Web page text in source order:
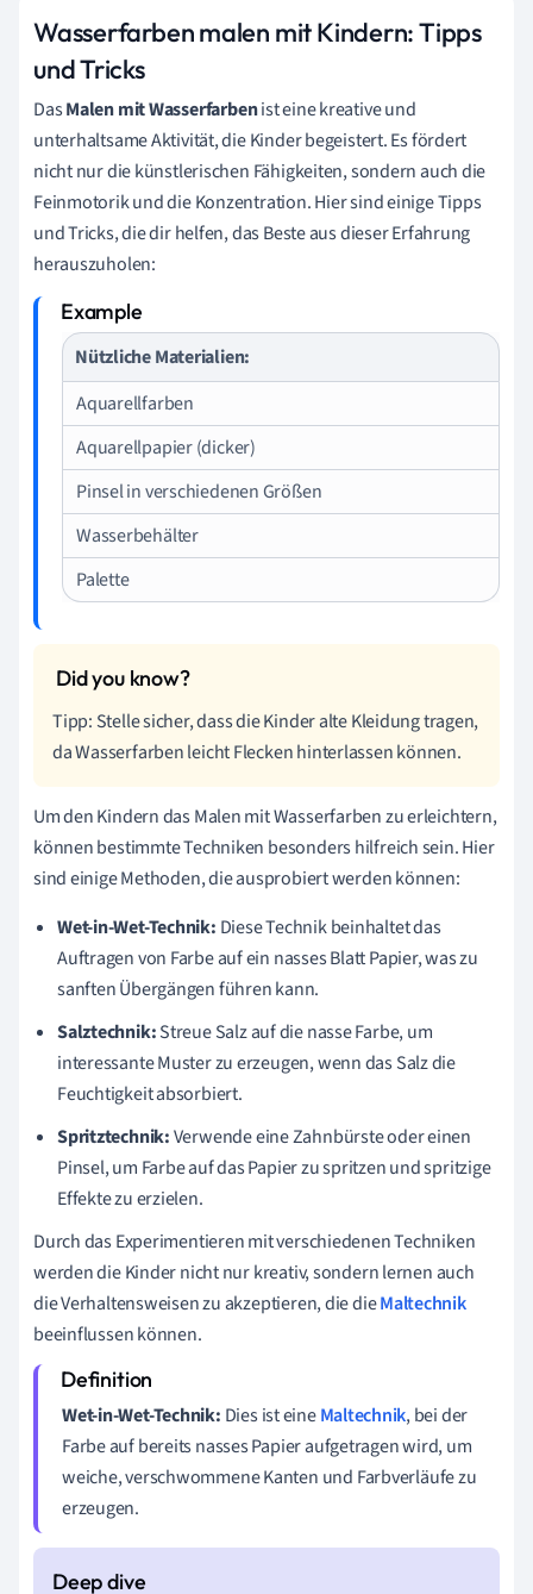
Wasserfarben malen mit Kindern: Tipps
und Tricks
DasMalen mit Wasserfarbenist eine kreative und
unterhaltsame Aktivität, die Kinder begeistert. Es fördert
nicht nur die künstlerischen Fähigkeiten, sondern auch die
Feinmotorik und die Konzentration. Hier sind einige Tipps
und Tricks, die dir helfen, das Beste aus dieser Erfahrung
herauszuholen:
Nützliche Materialien:
Aquarellfarben
Aquarellpapier (dicker)
Pinsel in verschiedenen Größen
Wasserbehälter
Palette
Tipp: Stelle sicher, dass die Kinder alte Kleidung tragen,
da Wasserfarben leicht Flecken hinterlassen können.
Um den Kindern das Malen mit Wasserfarben zu erleichtern,
können bestimmte Techniken besonders hilfreich sein. Hier
sind einige Methoden, die ausprobiert werden können:
Wet-in-Wet-Technik: Diese Technik beinhaltet das
Auftragen von Farbe auf ein nasses Blatt Papier, was zu
sanften Übergängen führen kann.
Salztechnik:Streue Salz auf die nasse Farbe, um
interessante Muster zu erzeugen, wenn das Salz die
Feuchtigkeit absorbiert.
Spritztechnik:Verwende eine Zahnbürste oder einen
Pinsel, um Farbe auf das Papier zu spritzen und spritzige
Effekte zu erzielen.
Durch das Experimentieren mit verschiedenen Techniken
werden die Kinder nicht nur kreativ, sondern lernen auch
die Verhaltensweisen zu akzeptieren, die dieMaltechnik
beeinflussen können.
Wet-in-Wet-Technik: Dies ist eineMaltechnik, bei der
Farbe auf bereits nasses Papier aufgetragen wird, um
weiche, verschwommene Kanten und Farbverläufe zu
erzeugen.